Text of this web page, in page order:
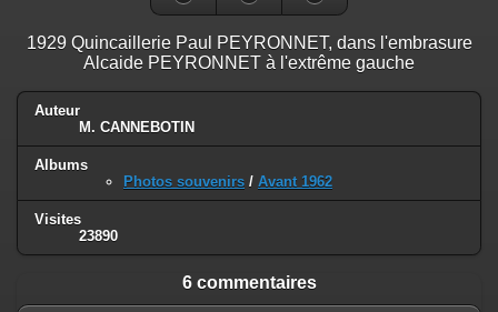
1929 Quincaillerie Paul PEYRONNET, dans l'embrasure
Alcaide PEYRONNET à l'extrême gauche
Auteur
M. CANNEBOTIN
Albums
Photos souvenirs / Avant 1962
Visites
23890
6 commentaires